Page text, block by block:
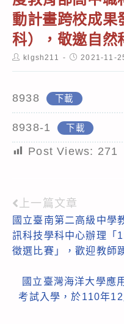
動計畫跨校成果
科），敬邀自然
Postklgsh211
Post2021-11-
8938 下載
8938-1 下載
Post Views: 271
Read
more
articles
上一篇文章
國立臺南第二高級中學
訊科技學科中心辦理「
徵選比賽」，歡迎教師
國立臺灣海洋大學應
考試入學，於110年